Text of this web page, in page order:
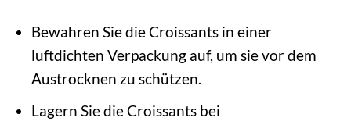
Bewahren Sie die Croissants in einer
luftdichten Verpackung auf, um sie vor dem
Austrocknen zu schützen.
Lagern Sie die Croissants bei